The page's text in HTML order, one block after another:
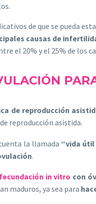
de que se pueda
causas de
el 20% y el 25% de los
de reproducción
reproducción asistida.
la llamada “vida
.
fecundación in vitro con
maduros, ya sea para